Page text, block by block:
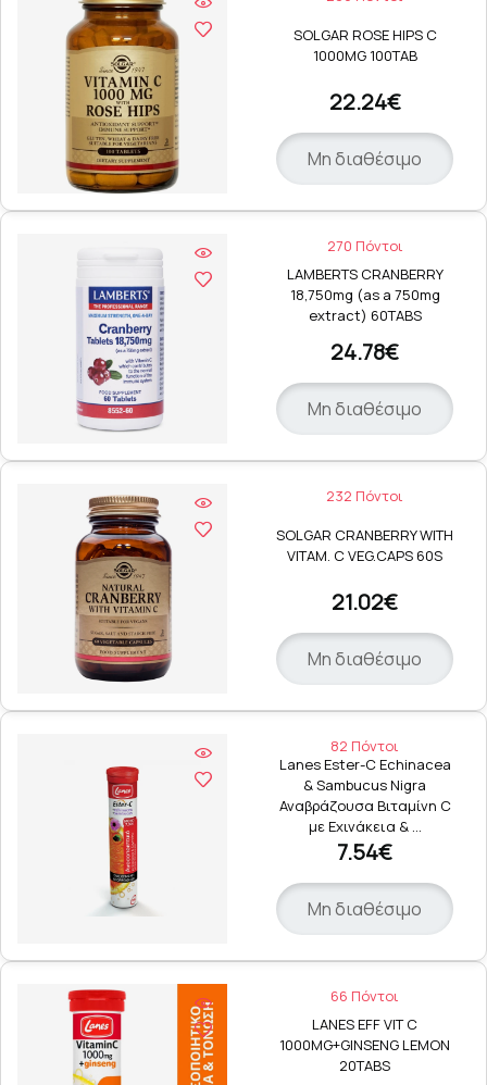
SOLGAR ROSE HIPS C
1000MG 100TAB
22.24€
Μη διαθέσιμο
270 Πόντοι
LAMBERTS CRANBERRY
18,750mg (as a 750mg
extract) 60TABS
24.78€
Μη διαθέσιμο
232 Πόντοι
SOLGAR CRANBERRY WITH
VITAM. C VEG.CAPS 60S
21.02€
Μη διαθέσιμο
82 Πόντοι
Lanes Ester-C Echinacea
& Sambucus Nigra
Αναβράζουσα Βιταμίνη C
με Εχινάκεια & …
7.54€
Μη διαθέσιμο
66 Πόντοι
LANES EFF VIT C
1000MG+GINSENG LEMON
20TABS